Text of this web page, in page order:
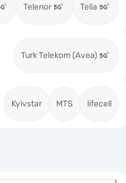
Telenor Telia
Turk Telekom (Avea)
Kyivstar MTS lifecell